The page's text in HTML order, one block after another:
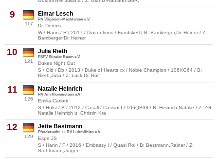
9
117
Elmar Lesch
RV Vögelsen-Mechtersen e.V.
Dr. Dennis
W / Hann / R / 2017 / Diacontinus / Fundskerl / B: Bamberger,Dr. Heiner / Z:
Bamberger,Dr. Heiner
10
121
Julia Rieth
PSFV Süseler Baum e.V.
Dukes Night Out
S / Old / Db / 2013 / Duke of Hearts xx / Noble Champion / 106XG64 / B:
Rieth,Julia / Z: Lück,Dr. Rolf
11
126
Natalie Heinrich
RV Am Klövensteen e.V
Emilia-Carlotti
S / Holst / B / 2012 / Casall / Cassini I / 106QB38 / B: Heinrich,Natalie / Z: ZG
Natalie Heinrich u. Christin Kra
12
129
Jette Bestmann
Pferdezucht- u. RV Luhmühlen e.V.
Espe JS
S / Hann / F / 2016 / Embassy I / Quasi Roi / B: Bestmann,Rainer / Z:
Stuhtmann,Jürgen